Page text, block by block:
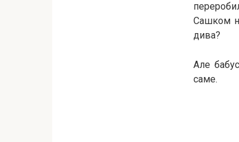
Сашком
дива?
Але
саме.